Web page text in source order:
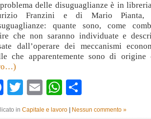
delle disuguaglianze è in
Franzini e di Mario
quante sono, come
che non saranno individuate e
dall’operare dei meccanismi
che apparentemente sono di origine
Facebook
TwitterEmailWhatsApp
in Capitale e lavoro Nessun commento »